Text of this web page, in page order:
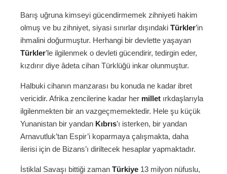
Barış uğruna kimseyi gücendirmemek zihniyeti hakim
olmuş ve bu zihniyet, siyasi sınırlar dışındaki Türkler’in
ihmalini doğurmuştur. Herhangi bir devlette yaşayan
Türkler’le ilgilenmek o devleti gücendirir, tedirgin eder,
kızdırır diye âdeta cihan Türklüğü inkar olunmuştur.
Halbuki cihanın manzarası bu konuda ne kadar ibret
vericidir. Afrika zencilerine kadar her millet ırkdaşlarıyla
ilgilenmekten bir an vazgeçmemektedir. Hele şu küçük
Yunanistan bir yandan Kıbrıs’ı isterken, bir yandan
Arnavutluk’tan Espir’i koparmaya çalışmakta, daha
ilerisi için de Bizans’ı diriltecek hesaplar yapmaktadır.
İstiklal Savaşı bittiği zaman Türkiye 13 milyon nüfuslu,